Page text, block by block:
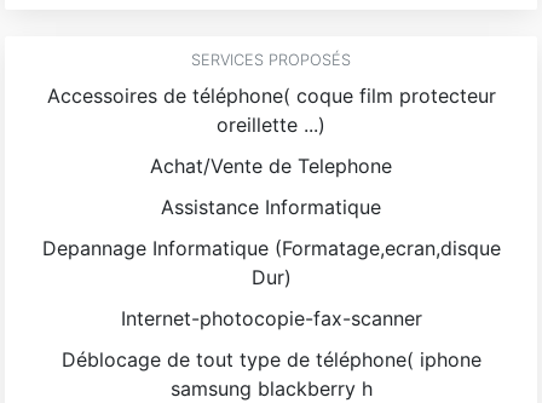
SERVICES PROPOSÉS
Accessoires de téléphone( coque film protecteur
oreillette ...)
Achat/Vente de Telephone
Assistance Informatique
Depannage Informatique (Formatage,ecran,disque
Dur)
Internet-photocopie-fax-scanner
Déblocage de tout type de téléphone( iphone
samsung blackberry h